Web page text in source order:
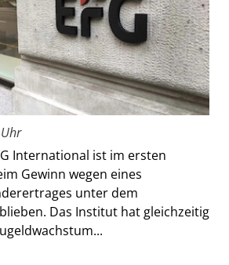
International ist im ersten
Gewinn wegen eines
unter dem
Das Institut hat gleichzeitig